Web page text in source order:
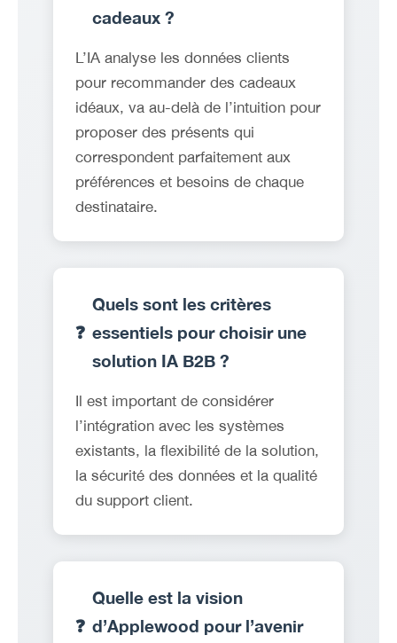
cadeaux ?
L’IA analyse les données clients
pour recommander des cadeaux
idéaux, va au-delà de l’intuition pour
proposer des présents qui
correspondent parfaitement aux
préférences et besoins de chaque
destinataire.
❓
Quels sont les critères
essentiels pour choisir une
solution IA B2B ?
Il est important de considérer
l’intégration avec les systèmes
existants, la flexibilité de la solution,
la sécurité des données et la qualité
du support client.
❓
Quelle est la vision
d’Applewood pour l’avenir